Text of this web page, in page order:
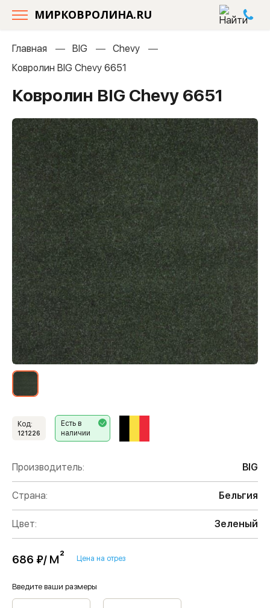
МИРКОВРОЛИНА.RU
Главная BIG
Chevy
Ковролин BIG Chevy 6651
Ковролин BIG Chevy 6651
Код:
121226
Есть в
наличии
Производитель: BIG
Страна: Бельгия
Цвет: Зеленый
686 ₽/ м² Цена на отрез
Введите ваши размеры